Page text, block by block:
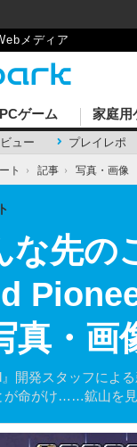
メディア
ュー プレイレポ
PCゲーム 家庭用
ト › 記事 › 写真・画像
な先
真・画
』開発スタッフに
が命がけ……鉱山を